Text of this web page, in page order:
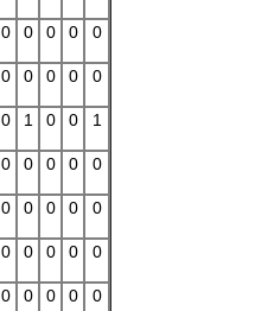
0 0 0 0 0
0 0 0 0 0
0 1 0 0 1
0 0 0 0 0
0 0 0 0 0
0 0 0 0 0
0 0 0 0 0